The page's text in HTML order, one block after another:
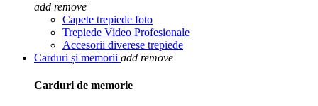
add remove
Capete trepiede foto
Trepiede Video Profesionale
Accesorii diverese trepiede
Carduri și memorii add remove
Carduri de memorie